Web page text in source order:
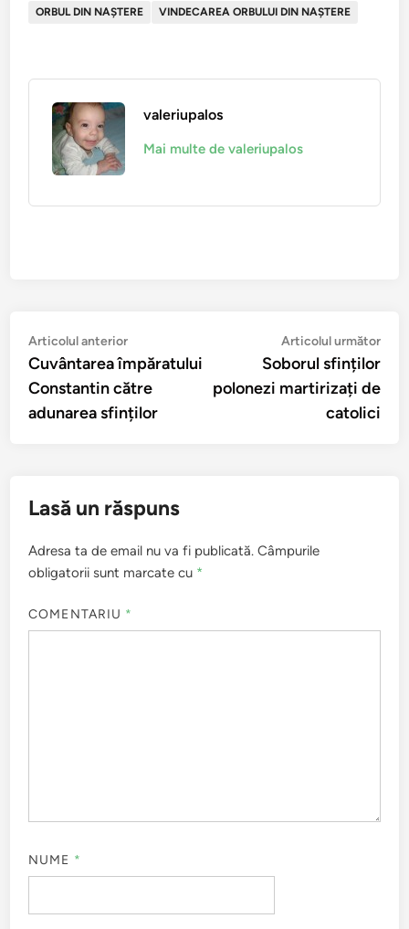
ORBUL DIN NAȘTERE VINDECAREA ORBULUI DIN NAȘTERE
valeriupalos
Mai multe de valeriupalos
Navigare
în
articole
Articolul anteriorArticolul
anterior:
Cuvântarea împăratului
Constantin către
adunarea sfinților
Articolul următor
Soborul sfinților
polonezi martirizați de
catolici
Lasă un răspuns
Adresa ta de email nu va fi publicată. Câmpurile
obligatorii sunt marcate cu *
COMENTARIU *
NUME *